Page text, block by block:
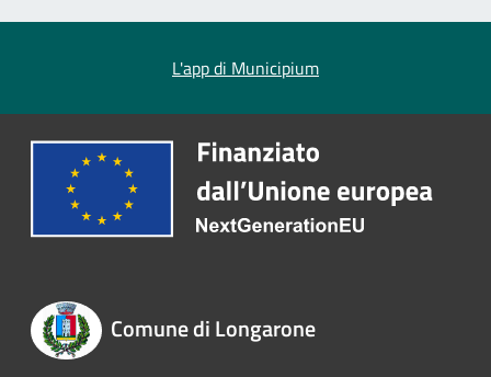
L'app di Municipium
Comune di Longarone